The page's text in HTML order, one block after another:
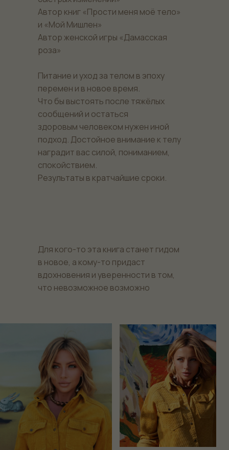
Автор книг «Прости меня моё тело»
и «Мой Мишлен»
Автор женской игры «Дамасская
роза»
Питание и уход за телом в эпоху
перемен и в новое время.
Что бы выстоять после тяжёлых
сообщений и остаться
здоровым человеком нужен иной
подход. Достойное внимание к телу
наградит вас силой, пониманием,
спокойствием.
Результаты в кратчайшие сроки.
Для кого-то эта книга станет гидом
в новое, а кому-то придаст
вдохновения и уверенности в том,
что невозможное возможно